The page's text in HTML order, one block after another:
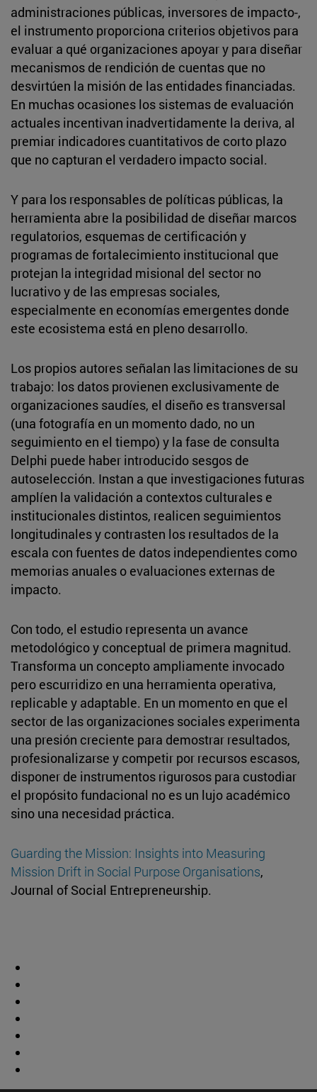
administraciones públicas, inversores de impacto-,
el instrumento proporciona criterios objetivos para
evaluar a qué organizaciones apoyar y para diseñar
mecanismos de rendición de cuentas que no
desvirtúen la misión de las entidades financiadas.
En muchas ocasiones los sistemas de evaluación
actuales incentivan inadvertidamente la deriva, al
premiar indicadores cuantitativos de corto plazo
que no capturan el verdadero impacto social.
Y para los responsables de políticas públicas, la
herramienta abre la posibilidad de diseñar marcos
regulatorios, esquemas de certificación y
programas de fortalecimiento institucional que
protejan la integridad misional del sector no
lucrativo y de las empresas sociales,
especialmente en economías emergentes donde
este ecosistema está en pleno desarrollo.
Los propios autores señalan las limitaciones de su
trabajo: los datos provienen exclusivamente de
organizaciones saudíes, el diseño es transversal
(una fotografía en un momento dado, no un
seguimiento en el tiempo) y la fase de consulta
Delphi puede haber introducido sesgos de
autoselección. Instan a que investigaciones futuras
amplíen la validación a contextos culturales e
institucionales distintos, realicen seguimientos
longitudinales y contrasten los resultados de la
escala con fuentes de datos independientes como
memorias anuales o evaluaciones externas de
impacto.
Con todo, el estudio representa un avance
metodológico y conceptual de primera magnitud.
Transforma un concepto ampliamente invocado
pero escurridizo en una herramienta operativa,
replicable y adaptable. En un momento en que el
sector de las organizaciones sociales experimenta
una presión creciente para demostrar resultados,
profesionalizarse y competir por recursos escasos,
disponer de instrumentos rigurosos para custodiar
el propósito fundacional no es un lujo académico
sino una necesidad práctica.
Guarding the Mission: Insights into Measuring
Mission Drift in Social Purpose Organisations,
Journal of Social Entrepreneurship.